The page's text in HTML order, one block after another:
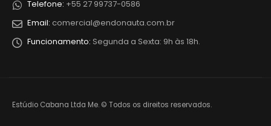
Telefone: +55 27 99737-0586
Email: comercial@endonauta.com.br
Funcionamento: Segunda a Sexta: 9h às 18h.
Estúdio Cabana Ltda Me. © Todos os direitos reservados.